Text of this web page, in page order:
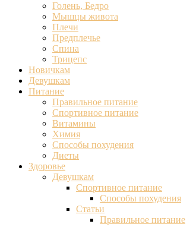
Голень, Бедро
Мышцы живота
Плечи
Предплечье
Спина
Трицепс
Новичкам
Девушкам
Питание
Правильное питание
Спортивное питание
Витамины
Химия
Способы похудения
Диеты
Здоровье
Девушкам
Спортивное питание
Способы похудения
Статьи
Правильное питание